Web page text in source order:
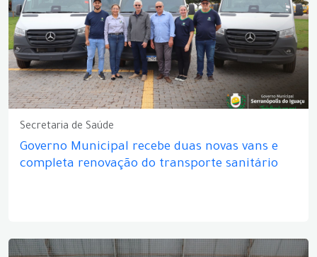
Secretaria de Saúde
Governo Municipal recebe duas novas vans e
completa renovação do transporte sanitário